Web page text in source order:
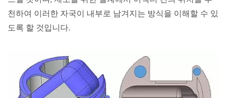
천하여 이러한 자국이 내부로 남겨지는 방식을 이해할 수 있
도록 할 것입니다.